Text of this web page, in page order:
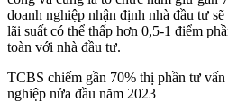
doanh nghiệp nhận định nhà đầu tư
lãi suất có thể thấp hơn 0,5-1 điểm
toàn với nhà đầu tư.
TCBS chiếm gần 70% thị phần tư
nghiệp nửa đầu năm 2023